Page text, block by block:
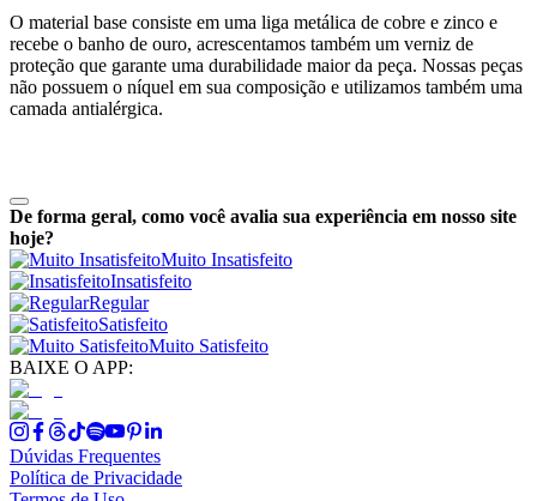
O material base consiste em uma liga metálica de cobre e zinco e
recebe o banho de ouro, acrescentamos também um verniz de
proteção que garante uma durabilidade maior da peça. Nossas peças
não possuem o níquel em sua composição e utilizamos também uma
camada antialérgica.
De forma geral, como você avalia sua experiência em nosso site
hoje?
Muito Insatisfeito
Insatisfeito
Regular
Satisfeito
Muito Satisfeito
BAIXE O APP:
Dúvidas Frequentes
Política de Privacidade